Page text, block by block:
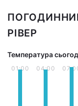
РІВЕР
Температура
01:00 04:00